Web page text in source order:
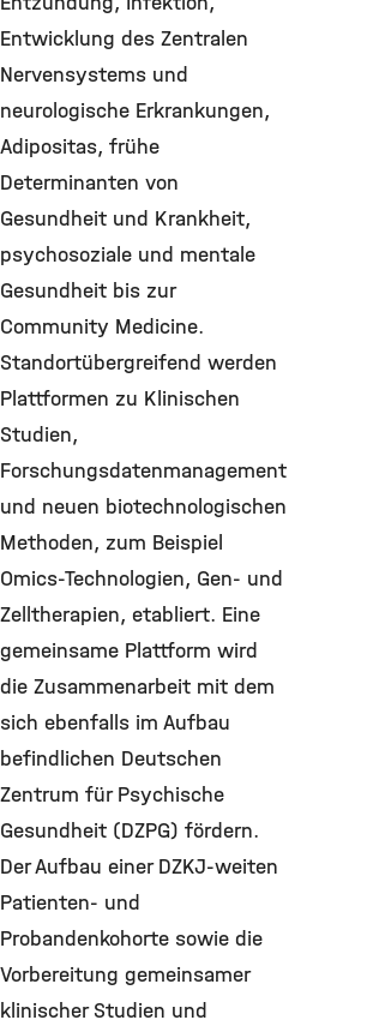
Entwicklung des Zentralen
Nervensystems und
neurologische Erkrankungen,
Adipositas, frühe
Determinanten von
Gesundheit und Krankheit,
psychosoziale und mentale
Gesundheit bis zur
Community Medicine.
Standortübergreifend werden
Plattformen zu Klinischen
Studien,
Forschungsdatenmanagement
und neuen biotechnologischen
Methoden, zum Beispiel
Omics-Technologien, Gen- und
Zelltherapien, etabliert. Eine
gemeinsame Plattform wird
die Zusammenarbeit mit dem
sich ebenfalls im Aufbau
befindlichen Deutschen
Zentrum für Psychische
Gesundheit (DZPG) fördern.
Der Aufbau einer DZKJ-weiten
Patienten- und
Probandenkohorte sowie die
Vorbereitung gemeinsamer
klinischer Studien und